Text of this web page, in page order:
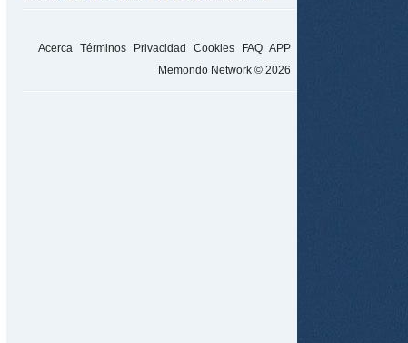
Acerca Términos Privacidad Cookies FAQ APP
Memondo Network © 2026